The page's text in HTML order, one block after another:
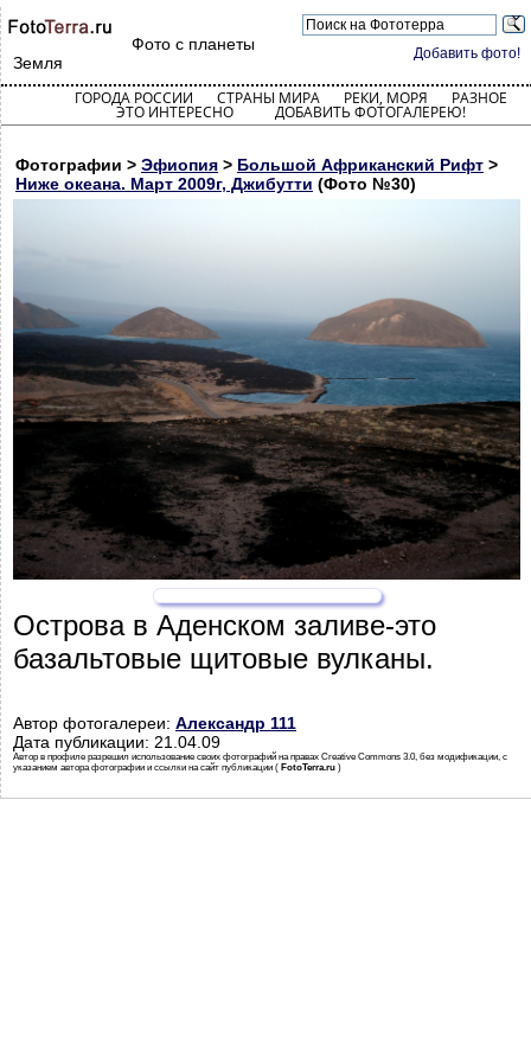
Добавить фото!
Фото с планеты
Земля
ГОРОДА РОССИИ СТРАНЫ МИРА РЕКИ, МОРЯ РАЗНОЕ
ЭТО ИНТЕРЕСНО ДОБАВИТЬ ФОТОГАЛЕРЕЮ!
Фотографии > Эфиопия > Большой Африканский Рифт >
Ниже океана. Март 2009г, Джибутти (Фото №30)
Острова в Аденском заливе-это
базальтовые щитовые вулканы.
Автор фотогалереи: Александр 111
Дата публикации: 21.04.09
Автор в профиле разрешил использование своих фотографий на правах Creative Commons 3.0, без модификации, с
указанием автора фотографии и ссылки на сайт публикации ( FotoTerra.ru )